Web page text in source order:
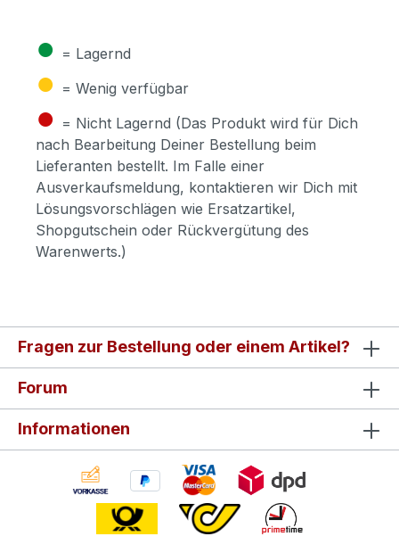
● = Lagernd
● = Wenig verfügbar
● = Nicht Lagernd (Das Produkt wird für Dich
nach Bearbeitung Deiner Bestellung beim
Lieferanten bestellt. Im Falle einer
Ausverkaufsmeldung, kontaktieren wir Dich mit
Lösungsvorschlägen wie Ersatzartikel,
Shopgutschein oder Rückvergütung des
Warenwerts.)
Fragen zur Bestellung oder einem Artikel?
Forum
Informationen